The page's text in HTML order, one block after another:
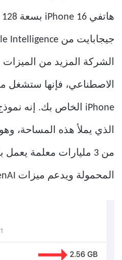
الشركة المزيد من الميزات
الاصطناعي، فإنها ستشغل
الذي يملأ هذه المساحة،
من 3 مليارات معلمة
المحمولة ويدعم ميزات GenAI.